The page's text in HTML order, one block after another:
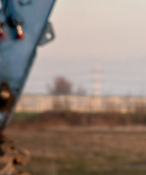
E-mail